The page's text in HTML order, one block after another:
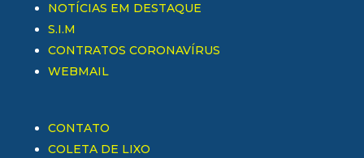
NOTÍCIAS EM DESTAQUE
S.I.M
CONTRATOS CORONAVÍRUS
WEBMAIL
CONTATO
COLETA DE LIXO